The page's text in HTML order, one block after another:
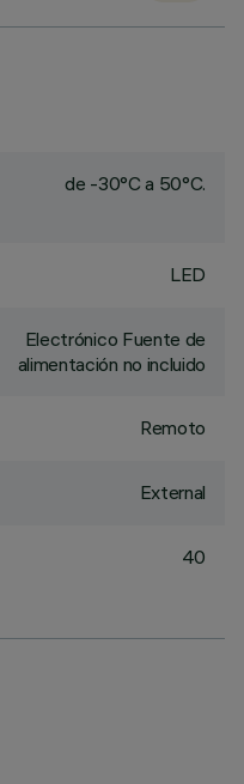
de -30°C a 50°C.
LED
Electrónico Fuente de
alimentación no incluido
Remoto
External
40